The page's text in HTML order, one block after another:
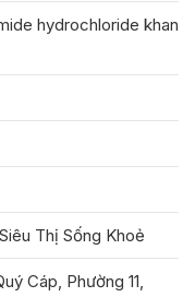
hydrochloride khan
Thị Sống Khoẻ
Cáp, Phường 11,